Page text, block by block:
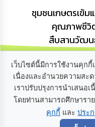
ความ
ร้อง
เรียน
ร้อง
ทุกข์
ชุมชนเกษตรเข้
คุณภาพชีวิ
สืบสานวัฒน
เกี่ยว
เว็บไซต์นี้มีการใช้งานคุกกี้
เนื่องและอำนวยความสะ
เราปรับปรุงการนำเสนอ
โดยท่านสามารถศึกษาราย
คุกกี้ และ ประ